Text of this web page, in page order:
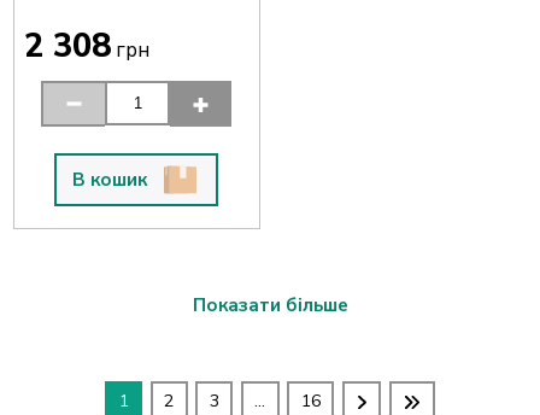
2 308грн
В кошик
Показати більше
1 2 3 ... 16